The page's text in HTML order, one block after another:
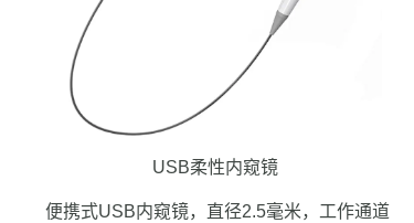
USB柔性内窥镜
便携式USB内窥镜，直径2.5毫米，工作通道